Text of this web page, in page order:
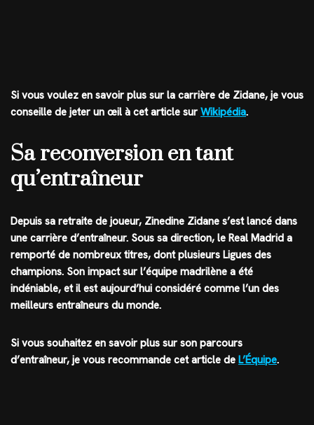
Si vous voulez en savoir plus sur la carrière de Zidane, je vous
conseille de jeter un œil à cet article sur Wikipédia.
Sa reconversion en tant
qu’entraîneur
Depuis sa retraite de joueur, Zinedine Zidane s’est lancé dans
une carrière d’entraîneur. Sous sa direction, le Real Madrid a
remporté de nombreux titres, dont plusieurs Ligues des
champions. Son impact sur l’équipe madrilène a été
indéniable, et il est aujourd’hui considéré comme l’un des
meilleurs entraîneurs du monde.
Si vous souhaitez en savoir plus sur son parcours
d’entraîneur, je vous recommande cet article de L’Équipe.